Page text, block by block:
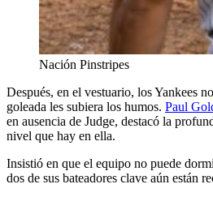
Nación Pinstripes
Después, en el vestuario, los Yankees
goleada les subiera los humos. Paul
en ausencia de Judge, destacó la
nivel que hay en ella.
Insistió en que el equipo no puede
dos de sus bateadores clave aún están